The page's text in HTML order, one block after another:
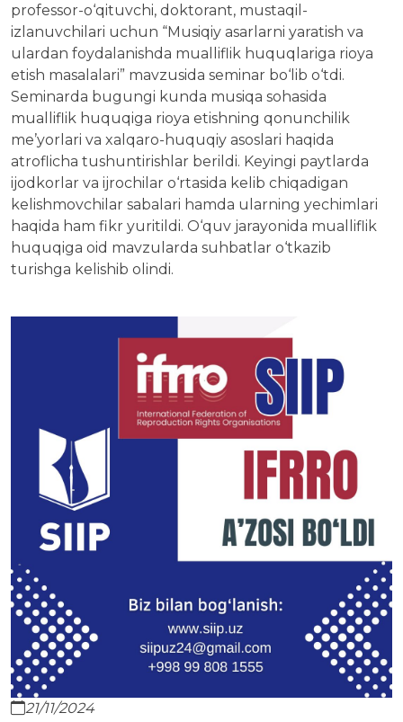
professor-o‘qituvchi, doktorant, mustaqil-
izlanuvchilari uchun “Musiqiy asarlarni yaratish va
ulardan foydalanishda mualliflik huquqlariga rioya
etish masalalari” mavzusida seminar bo‘lib o‘tdi.
Seminarda bugungi kunda musiqa sohasida
mualliflik huquqiga rioya etishning qonunchilik
me’yorlari va xalqaro-huquqiy asoslari haqida
atroflicha tushuntirishlar berildi. Keyingi paytlarda
ijodkorlar va ijrochilar o‘rtasida kelib chiqadigan
kelishmovchilar sabalari hamda ularning yechimlari
haqida ham fikr yuritildi. O‘quv jarayonida mualliflik
huquqiga oid mavzularda suhbatlar o‘tkazib
turishga kelishib olindi.
21/11/2024